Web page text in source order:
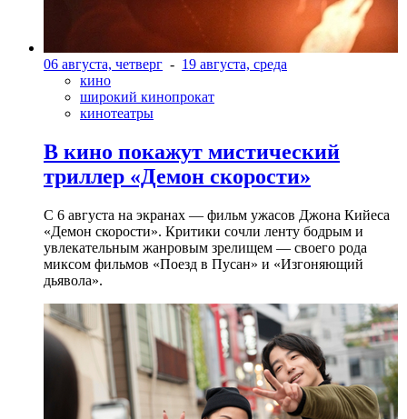
06 августа, четверг - 19 августа, среда
кино
широкий кинопрокат
кинотеатры
В кино покажут мистический
триллер «Демон скорости»
С 6 августа на экранах — фильм ужасов Джона Кийеса
«Демон скорости». Критики сочли ленту бодрым и
увлекательным жанровым зрелищeм — своего рода
миксом фильмов «Поезд в Пусан» и «Изгоняющий
дьявола».